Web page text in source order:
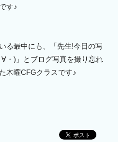
す♪
る最中にも、「先生!今日の写
・)」とブログ写真を撮り忘れ
木曜CFGクラスです♪